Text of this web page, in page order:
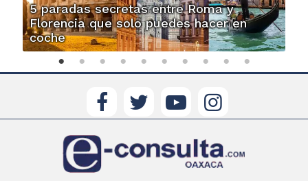
5 paradas secretas entre Roma y
Florencia que solo puedes hacer en
coche